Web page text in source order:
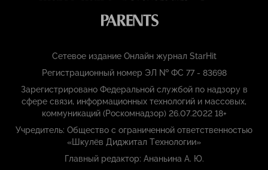
Сетевое издание Онлайн журнал StarHit
Регистрационный номер ЭЛ № ФС 77 - 83698
Зарегистрировано Федеральной службой по надзору в
сфере связи, информационных технологий и массовых,
коммуникаций (Роскомнадзор) 26.07.2022 18+
Учредитель: Общество с ограниченной ответственностью
«Шкулёв Диджитал Технологии»
Главный редактор: Ананьина А. Ю.